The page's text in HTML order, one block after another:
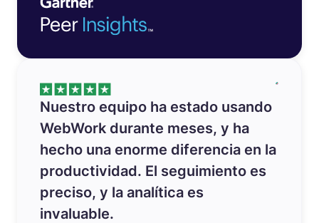
Nuestro equipo ha estado usando
WebWork durante meses, y ha
hecho una enorme diferencia en la
productividad. El seguimiento es
preciso, y la analítica es
invaluable.